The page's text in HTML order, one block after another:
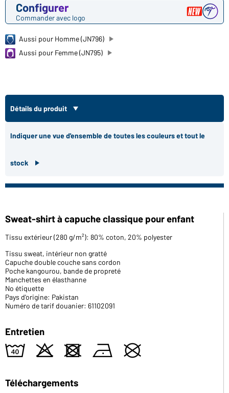
Configurer
Commander avec logo
Aussi pour Homme (JN796)
Aussi pour Femme (JN795)
Détails du produit
Indiquer une vue d'ensemble de toutes les couleurs et tout le
stock
Sweat-shirt à capuche classique pour enfant
Tissu extérieur (280 g/m²): 80% coton, 20% polyester
Tissu sweat, intérieur non gratté
Capuche double couche sans cordon
Poche kangourou, bande de propreté
Manchettes en élasthanne
No étiquette
Pays d'origine: Pakistan
Numéro de tarif douanier: 61102091
Entretien
8 o d n U
Téléchargements